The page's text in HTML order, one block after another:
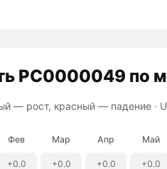
PC0000049 по
— рост, красный — падение·
Фев Мар Апр Май
+0.0 +0.0 +0.0 +0.0